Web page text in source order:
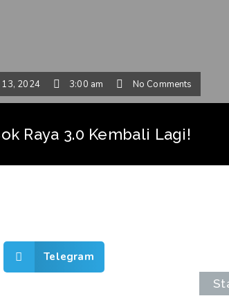
13, 2024 3:00 am No Comments
Raya 3.0 Kembali Lagi!
Telegram